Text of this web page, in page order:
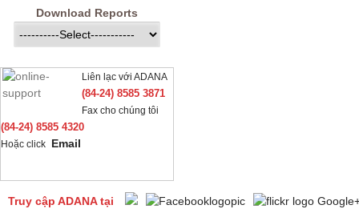
Download Reports
Liên lạc với ADANA
(84-24) 8585 3871
Fax cho chúng tôi
(84-24) 8585 4320
Hoặc click Email
Truy cập ADANA tại